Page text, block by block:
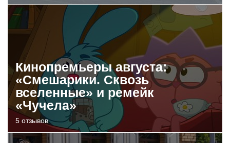
Кинопремьеры августа:
«Смешарики. Сквозь
вселенные» и ремейк
«Чучела»
5 отзывов